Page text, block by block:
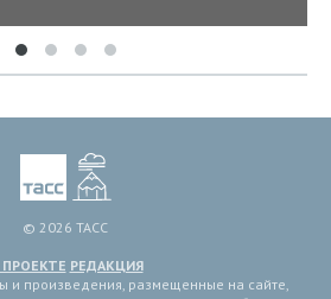
© 2026 ТАСС
ПРОЕКТЕ РЕДАКЦИЯ
и произведения, размещенные на сайте,